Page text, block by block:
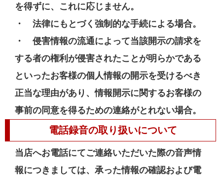
を得ずに、これに応じません。
・ 法律にもとづく強制的な手続による場合。
・ 侵害情報の流通によって当該開示の請求を
する者の権利が侵害されたことが明らかである
といったお客様の個人情報の開示を受けるべき
正当な理由があり、情報開示に関するお客様の
事前の同意を得るための連絡がとれない場合。
電話録音の取り扱いについて
当店へお電話にてご連絡いただいた際の音声情
報につきましては、承った情報の確認および電